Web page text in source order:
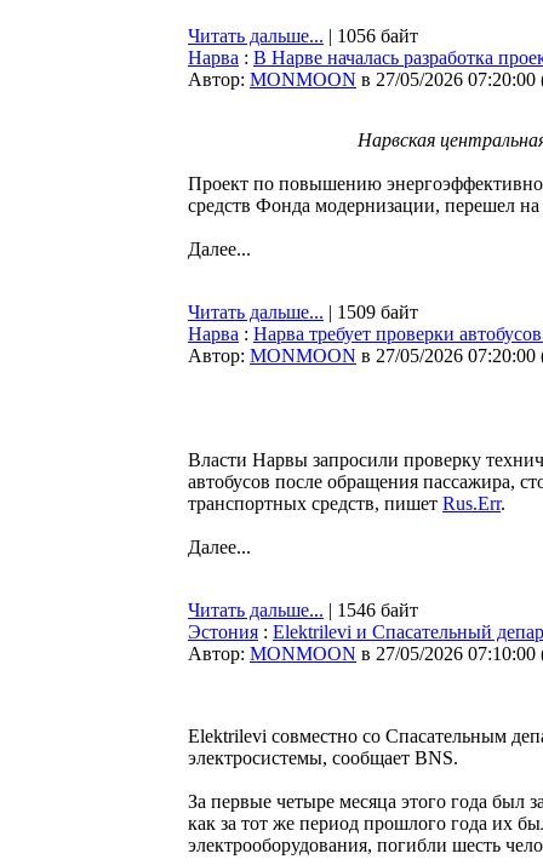
Читать дальше... | 1056 байт
Нарва : В Нарве началась разработка
Автор: MONMOON в 27/05/2026 07:20:00
Нарвская
Проект по повышению
средств Фонда модернизации, перешел
Далее...
Читать дальше... | 1509 байт
Нарва : Нарва требует проверки
Автор: MONMOON в 27/05/2026 07:20:00
Власти Нарвы запросили проверку
автобусов после обращения пассажира,
транспортных средств, пишет Rus.Err.
Далее...
Читать дальше... | 1546 байт
Эстония : Elektrilevi и Спасательный
Автор: MONMOON в 27/05/2026 07:10:00
Elektrilevi совместно со Спасательным
электросистемы, сообщает BNS.
За первые четыре месяца этого года был
как за тот же период прошлого года их
электрооборудования, погибли шесть